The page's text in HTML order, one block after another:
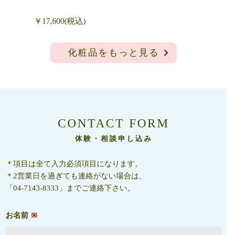
￥17,600(税込)
化粧品をもっと見る
CONTACT FORM
体験・相談申し込み
＊項目は全て入力必須項目になります。
＊2営業日を過ぎても連絡がない場合は、
「04-7143-8333 」までご連絡下さい。
お名前 ※